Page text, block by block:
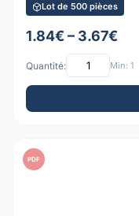
Lot de 500 pièces
1.84€ – 3.67€
Quantité: Min: 1
PDF